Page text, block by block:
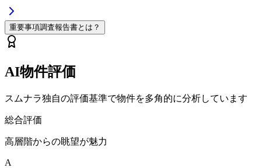
重要事項調査報告書とは？
AI物件評価
スムナラ独自の評価基準で物件を多角的に分析しています
総合評価
高層階からの眺望が魅力
A